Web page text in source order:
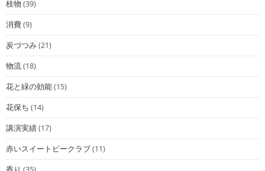
枝物 (39)
消費(9)
炭づつみ(21)
物流(18)
花と緑の効能(15)
花保ち (14)
講演実績(17)
赤いスイートピークラブ(11)